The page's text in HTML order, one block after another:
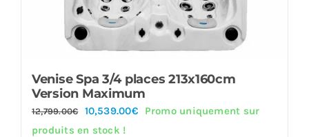
Venise Spa 3/4 places 213x160cm
Version Maximum
12,799.00€
Le
prix
10,539.00€LePromo uniquement sur
produits en stock !